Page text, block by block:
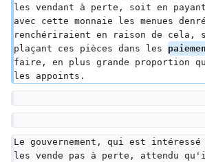
les vendant à perte, soit en
avec cette monnaie les menues
renchériraient en raison de cela,
plaçant ces pièces dans les
faire, en plus grande proportion
les appoints.
Le gouvernement, qui est
les vende pas à perte, attendu